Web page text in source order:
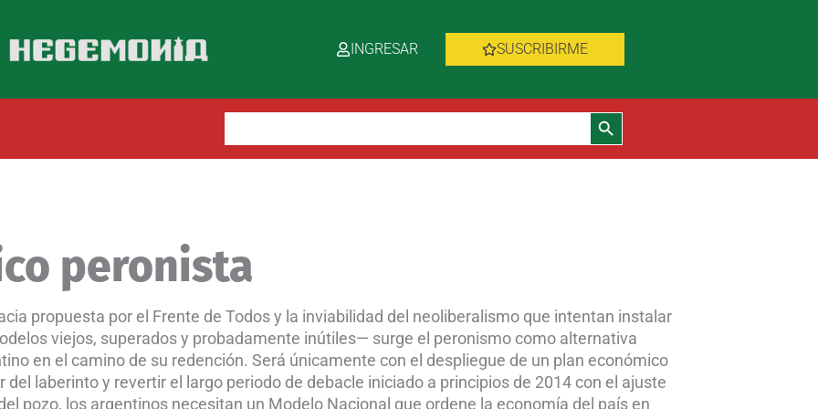
INGRESAR SUSCRIBIRME
Botón de búsqueda
peronista
propuesta por el Frente de Todos y la inviabilidad del neoliberalismo que intentan instalar
viejos, superados y probadamente inútiles— surge el peronismo como alternativa
en el camino de su redención. Será únicamente con el despliegue de un plan económico
laberinto y revertir el largo periodo de debacle iniciado a principios de 2014 con el ajuste
pozo, los argentinos necesitan un Modelo Nacional que ordene la economía del país en